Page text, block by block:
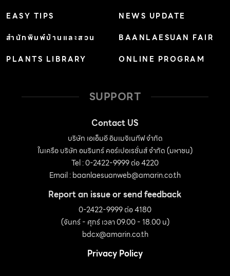
EASY TIPS
สำนักพิมพ์บ้านและสวน
PLANTS LIBRARY
NEWS UPDATE
BAANLAESUAN FAIR
ONLINE PROGRAM
SUPPORT
Contact US
บริษัท เอเอ็มอี อิมเมจิเนทีฟ จำกัด
ในเครือ บริษัท อมรินทร์ คอร์เปอเรชั่นส์ จำกัด (มหาชน)
Tel : 0-2422-9999 ต่อ 4220
Email :baanlaesuanweb@amarin.co.th
Report an issue or send feedback
0-2422-9999 ต่อ 4180
(จันทร์ - ศุกร์ เวลา 09.00 - 18.00 น)
bdcx@amarin.co.th
Privacy Policy